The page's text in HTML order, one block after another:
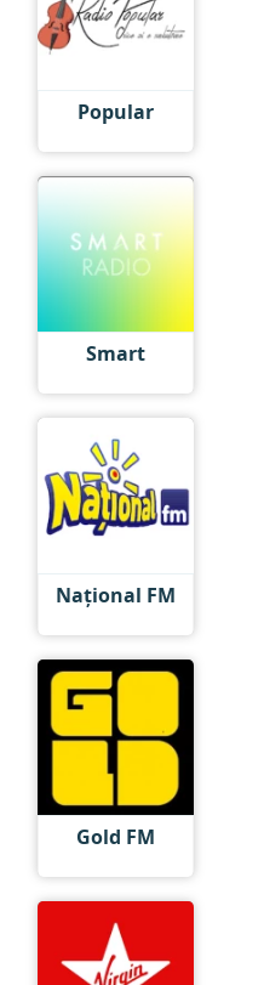
Popular
Smart
Național FM
Gold FM